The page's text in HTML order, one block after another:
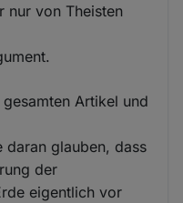
nur von Theisten
Artikel und
daran glauben, dass
der
eigentlich vor